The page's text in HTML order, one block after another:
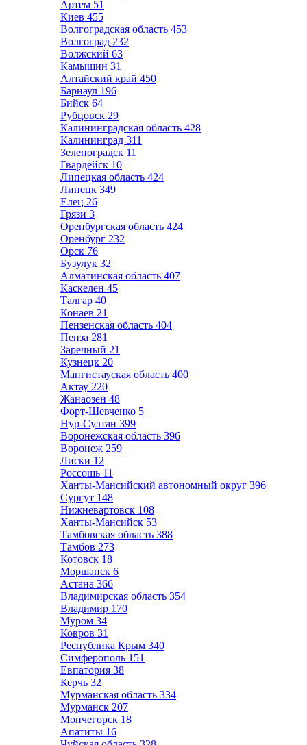
Артем 51
Киев 455
Волгоградская область 453
Волгоград 232
Волжский 63
Камышин 31
Алтайский край 450
Барнаул 196
Бийск 64
Рубцовск 29
Калининградская область 428
Калининград 311
Зеленоградск 11
Гвардейск 10
Липецкая область 424
Липецк 349
Елец 26
Грязи 3
Оренбургская область 424
Оренбург 232
Орск 76
Бузулук 32
Алматинская область 407
Каскелен 45
Талгар 40
Конаев 21
Пензенская область 404
Пенза 281
Заречный 21
Кузнецк 20
Мангистауская область 400
Актау 220
Жанаозен 48
Форт-Шевченко 5
Нур-Султан 399
Воронежская область 396
Воронеж 259
Лиски 12
Россошь 11
Ханты-Мансийский автономный округ 396
Сургут 148
Нижневартовск 108
Ханты-Мансийск 53
Тамбовская область 388
Тамбов 273
Котовск 18
Моршанск 6
Астана 366
Владимирская область 354
Владимир 170
Муром 34
Ковров 31
Республика Крым 340
Симферополь 151
Евпатория 38
Керчь 32
Мурманская область 334
Мурманск 207
Мончегорск 18
Апатиты 16